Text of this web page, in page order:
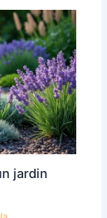
jardin